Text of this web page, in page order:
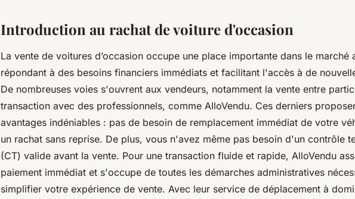
Introduction au rachat de voiture d'occasion
La vente de voitures d’occasion occupe une place importante dans le marché
répondant à des besoins financiers immédiats et facilitant l'accès à de
De nombreuses voies s'ouvrent aux vendeurs, notamment la vente entre
transaction avec des professionnels, comme AlloVendu. Ces derniers
avantages indéniables : pas de besoin de remplacement immédiat de votre
un rachat sans reprise. De plus, vous n'avez même pas besoin d'un contrôle
(CT) valide avant la vente. Pour une transaction fluide et rapide, AlloVendu
paiement immédiat et s'occupe de toutes les démarches administratives
simplifier votre expérience de vente. Avec leur service de déplacement à